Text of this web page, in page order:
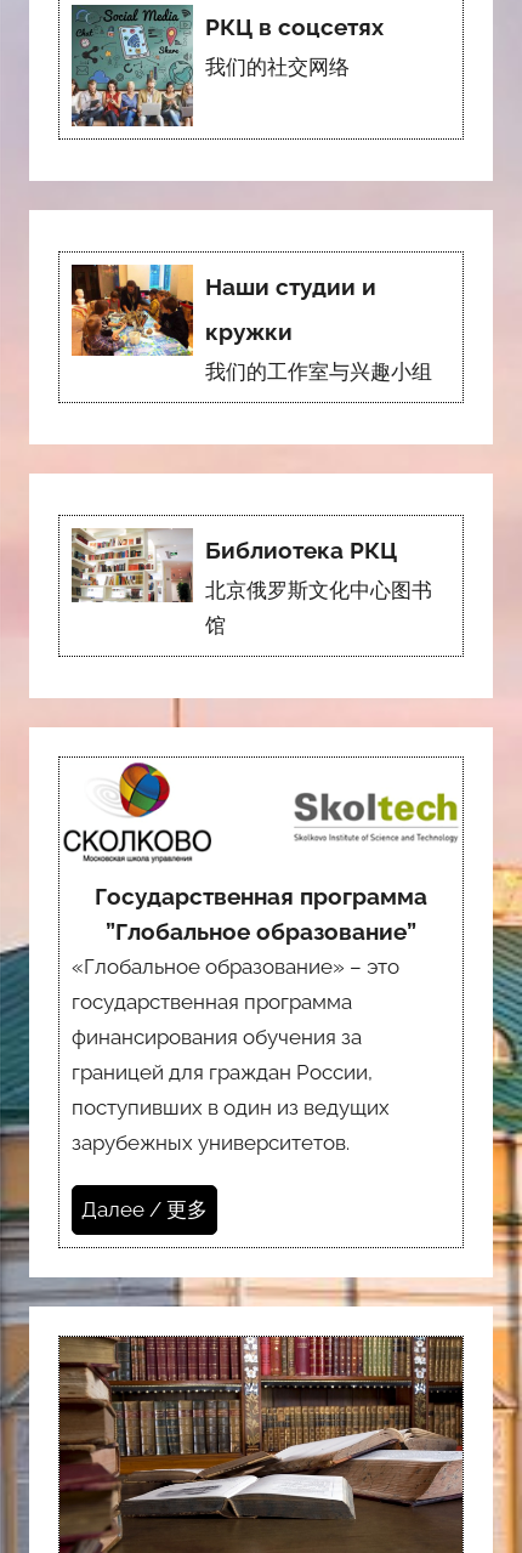
РКЦ в соцсетях
我们的社交网络
Наши студии и
кружки
我们的工作室与兴趣小组
Библиотека РКЦ
北京俄罗斯文化中心图书
馆
Государственная программа
”Глобальное образование”
«Глобальное образование» – это
государственная программа
финансирования обучения за
границей для граждан России,
поступивших в один из ведущих
зарубежных университетов.
Далее / 更多